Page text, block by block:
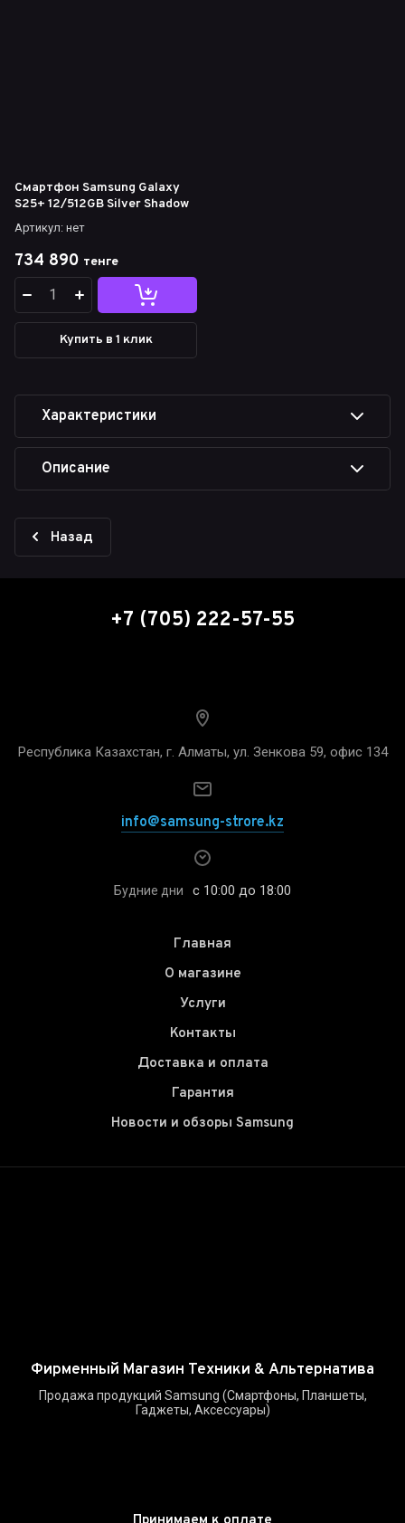
Смартфон Samsung Galaxy
S25+ 12/512GB Silver Shadow
Артикул: нет
734 890 тенге
Купить в 1 клик
Характеристики
Описание
Назад
+7 (705) 222-57-55
Республика Казахстан, г. Алматы, ул. Зенкова 59, офис 134
info@samsung-strore.kz
Будние дни с 10:00 до 18:00
Главная
О магазине
Услуги
Контакты
Доставка и оплата
Гарантия
Новости и обзоры Samsung
Фирменный Магазин Техники & Альтернатива
Продажа продукций Samsung (Смартфоны, Планшеты,
Гаджеты, Аксессуары)